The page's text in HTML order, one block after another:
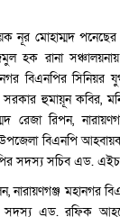
নূর মোহাম্মদ পনেছের
হক রানা
বিএনপির
হুমায়ূন কবির,
রিপন,
বিএনপি
সদস্য সচিব এড.
মহানগর
সদস্য এড. রফিক